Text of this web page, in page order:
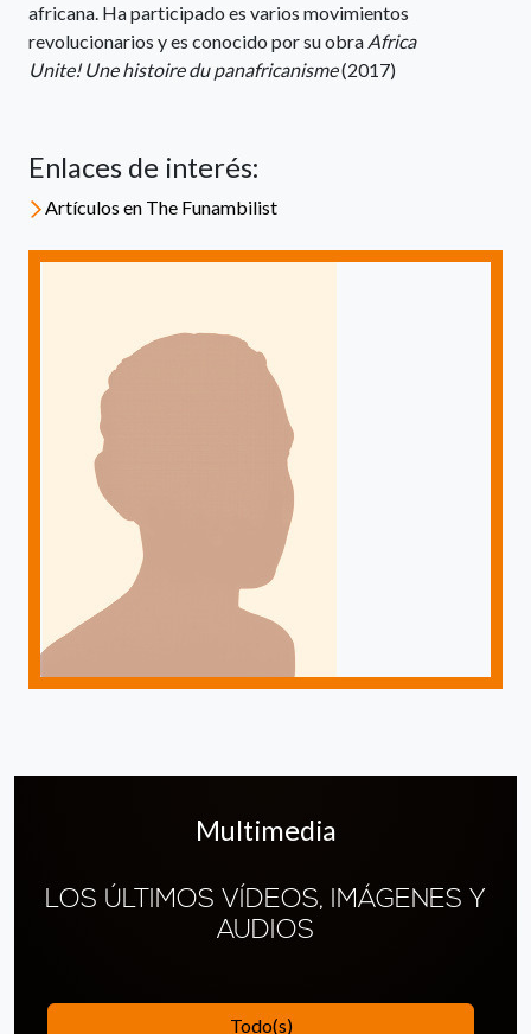
africana. Ha participado es varios movimientos
revolucionarios y es conocido por su obra Africa
Unite! Une histoire du panafricanisme(2017)
Enlaces de interés:
Artículos en The Funambilist
Multimedia
LOS ÚLTIMOS VÍDEOS, IMÁGENES Y
AUDIOS
Todo(s)